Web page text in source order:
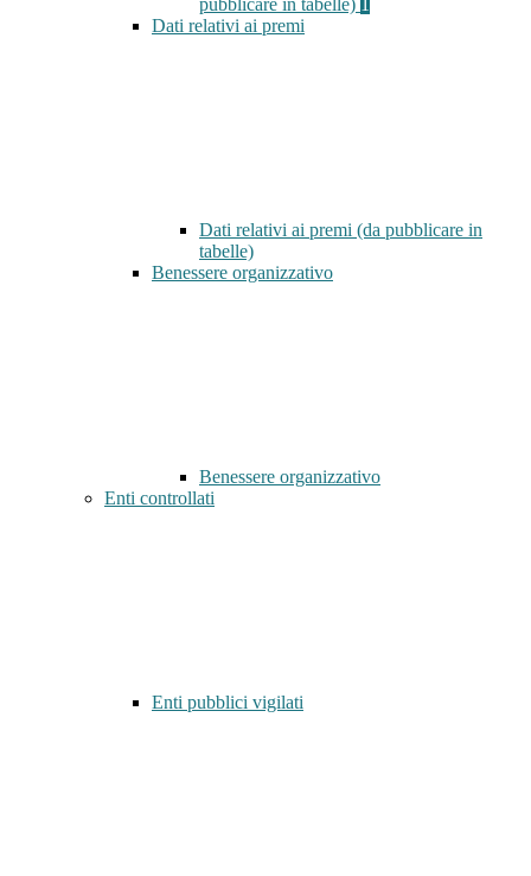
pubblicare in tabelle)
Dati relativi ai premi
Dati relativi ai premi (da pubblicare in
tabelle)
Benessere organizzativo
Benessere organizzativo
Enti controllati
Enti pubblici vigilati